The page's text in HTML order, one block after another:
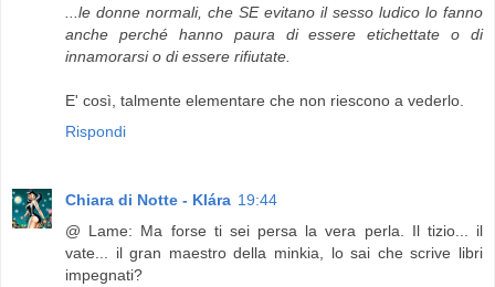
...le donne normali, che SE evitano il sesso ludico lo fanno
anche perché hanno paura di essere etichettate o di
innamorarsi o di essere rifiutate.
E' così, talmente elementare che non riescono a vederlo.
Rispondi
Chiara di Notte - Klára 19:44
@ Lame: Ma forse ti sei persa la vera perla. Il tizio... il
vate... il gran maestro della minkia, lo sai che scrive libri
impegnati?